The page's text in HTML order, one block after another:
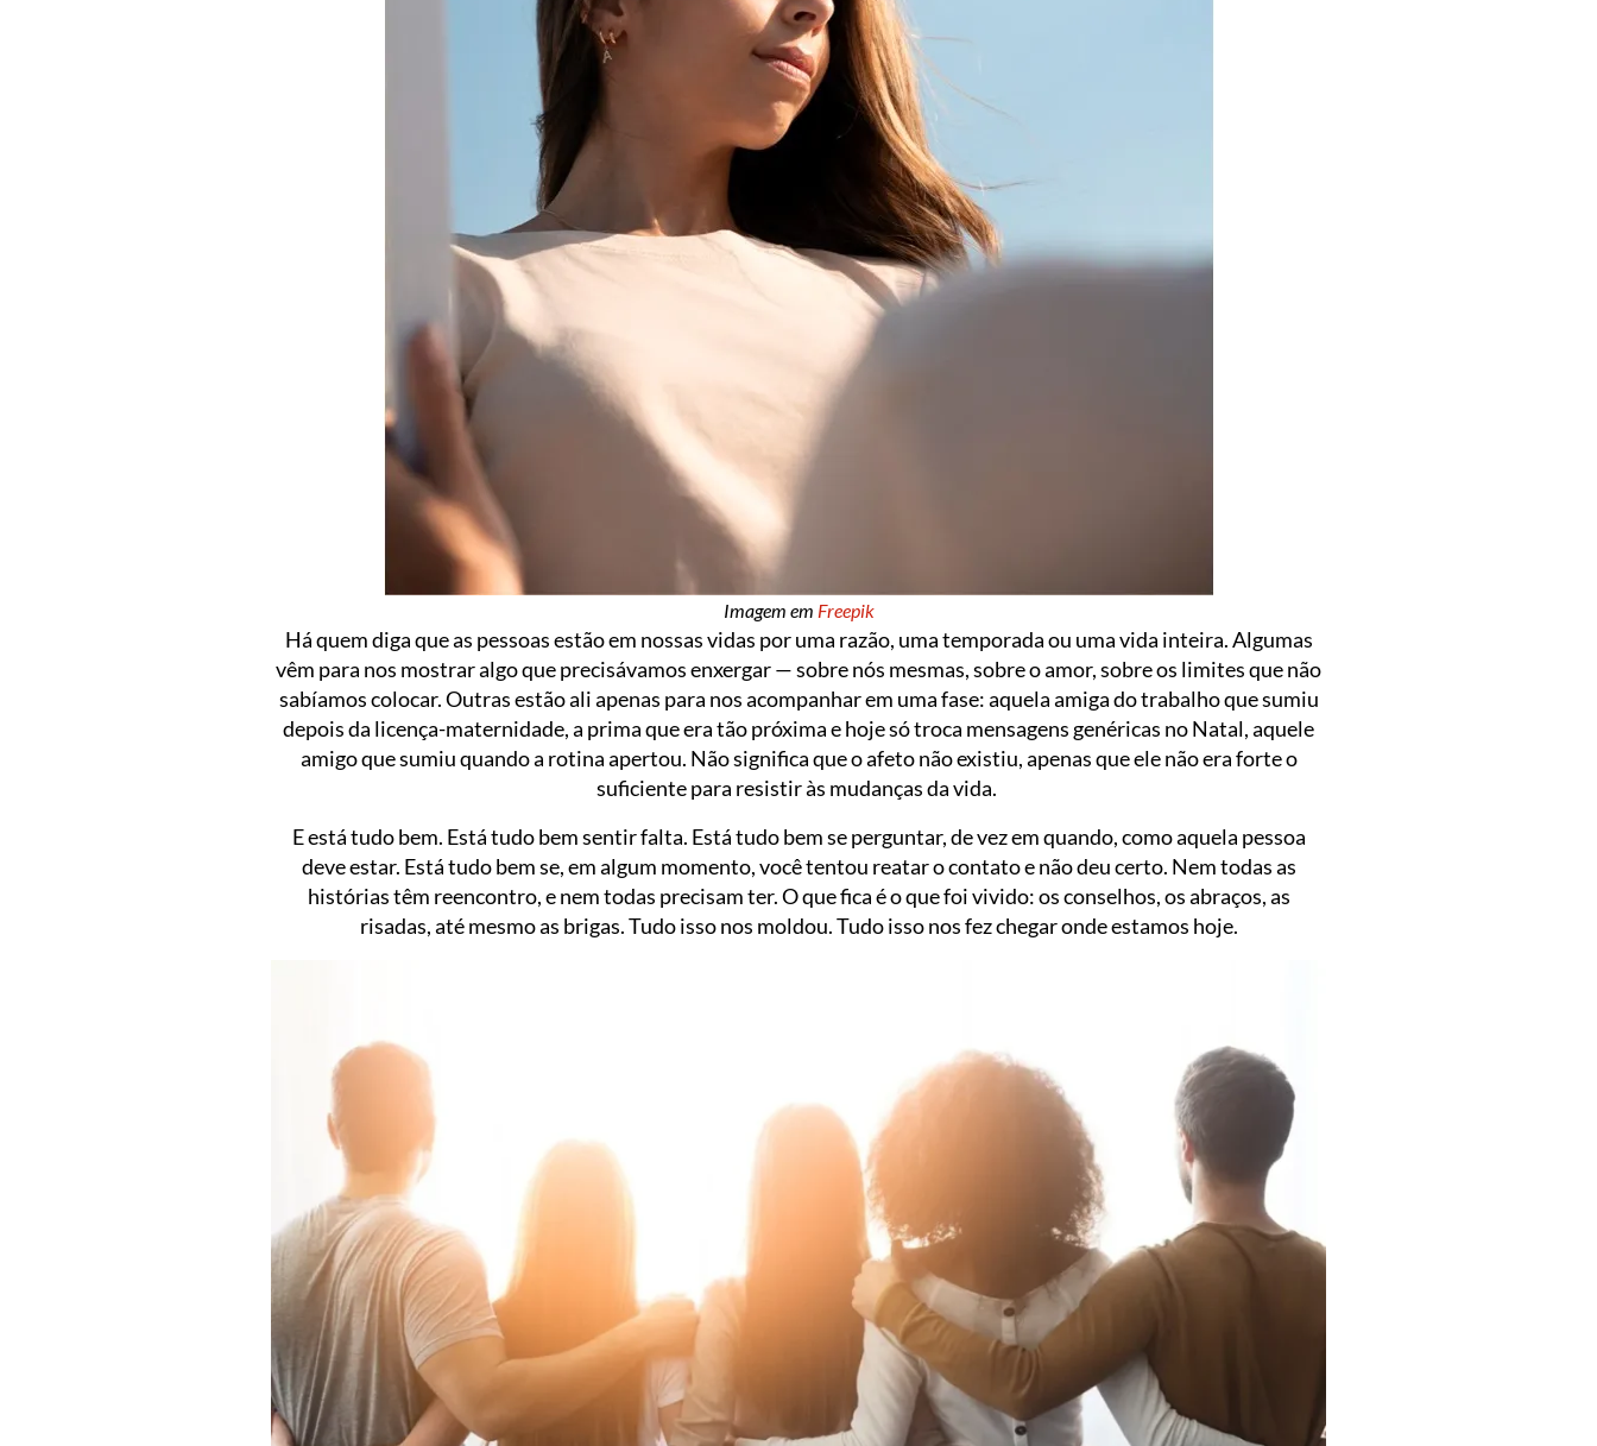
Imagem em Freepik
Há quem diga que as pessoas estão em nossas vidas por uma razão, uma temporada ou uma vida inteira. Algumas
vêm para nos mostrar algo que precisávamos enxergar — sobre nós mesmas, sobre o amor, sobre os limites que não
sabíamos colocar. Outras estão ali apenas para nos acompanhar em uma fase: aquela amiga do trabalho que sumiu
depois da licença-maternidade, a prima que era tão próxima e hoje só troca mensagens genéricas no Natal, aquele
amigo que sumiu quando a rotina apertou. Não significa que o afeto não existiu, apenas que ele não era forte o
suficiente para resistir às mudanças da vida.
E está tudo bem. Está tudo bem sentir falta. Está tudo bem se perguntar, de vez em quando, como aquela pessoa
deve estar. Está tudo bem se, em algum momento, você tentou reatar o contato e não deu certo. Nem todas as
histórias têm reencontro, e nem todas precisam ter. O que fica é o que foi vivido: os conselhos, os abraços, as
risadas, até mesmo as brigas. Tudo isso nos moldou. Tudo isso nos fez chegar onde estamos hoje.